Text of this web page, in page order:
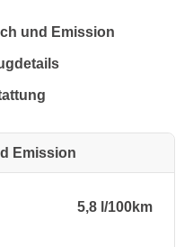
und Emission
Emission
5,8 l/100km